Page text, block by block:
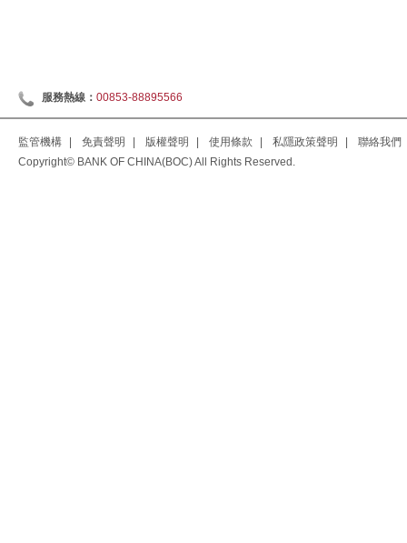
服務熱線： 00853-88895566
監管機構 免責聲明 版權聲明 使用條款 私隱政策聲明
聯絡我們
Copyright© BANK OF CHINA(BOC) All Rights Reserved.